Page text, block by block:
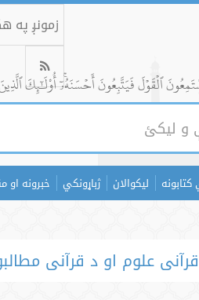
زمونږ په
ٱلۡقَوۡلَ فَيَتَّبِعُونَ أَحۡسَنَهُۥٓۚ أُوْلَٰٓئِكَ
لیکوالان ژباړونکي خبرونه او
قرآنی علوم او د قرآنی